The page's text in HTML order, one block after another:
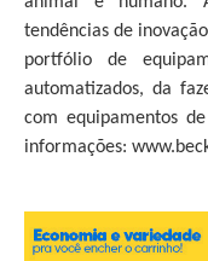
tendências de
portfólio de
automatizados, da
com equipamentos
informações: